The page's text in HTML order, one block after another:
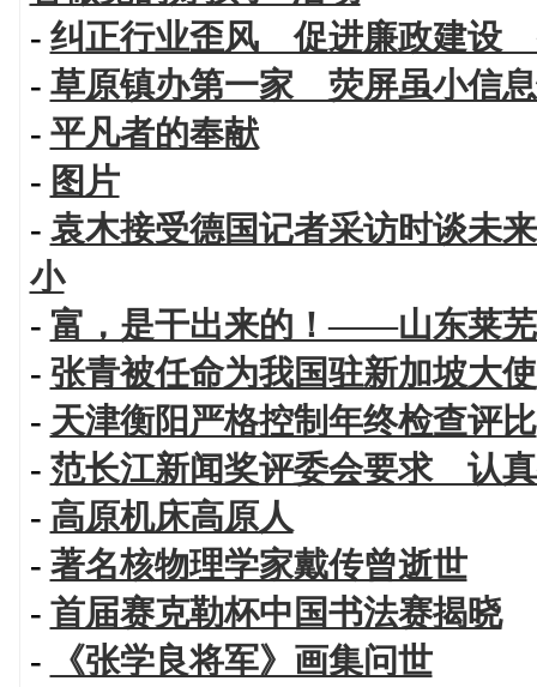
- 纠正行业歪风 促进廉政建设
- 草原镇办第一家 荧屏虽小信
- 平凡者的奉献
- 图片
- 袁木接受德国记者采访时谈未
小
- 富，是干出来的！——山东莱
- 张青被任命为我国驻新加坡大使
- 天津衡阳严格控制年终检查评比
- 范长江新闻奖评委会要求 认
- 高原机床高原人
- 著名核物理学家戴传曾逝世
- 首届赛克勒杯中国书法赛揭晓
-
《张学良将军》画集问世